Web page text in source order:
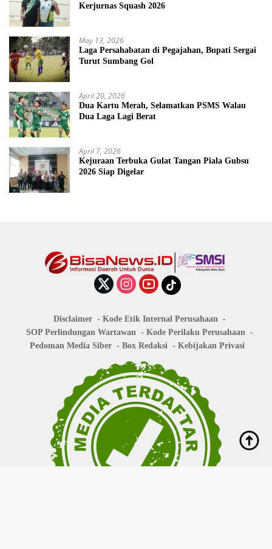
Kerjurnas Squash 2026
May 13, 2026
Laga Persahabatan di Pegajahan, Bupati Sergai
Turut Sumbang Gol
April 20, 2026
Dua Kartu Merah, Selamatkan PSMS Walau
Dua Laga Lagi Berat
April 7, 2026
Kejuraan Terbuka Gulat Tangan Piala Gubsu
2026 Siap Digelar
Disclaimer
Kode Etik Internal Perusahaan
SOP Perlindungan Wartawan
Kode Perilaku Perusahaan
Pedoman Media Siber
Box Redaksi Kebijakan Privasi